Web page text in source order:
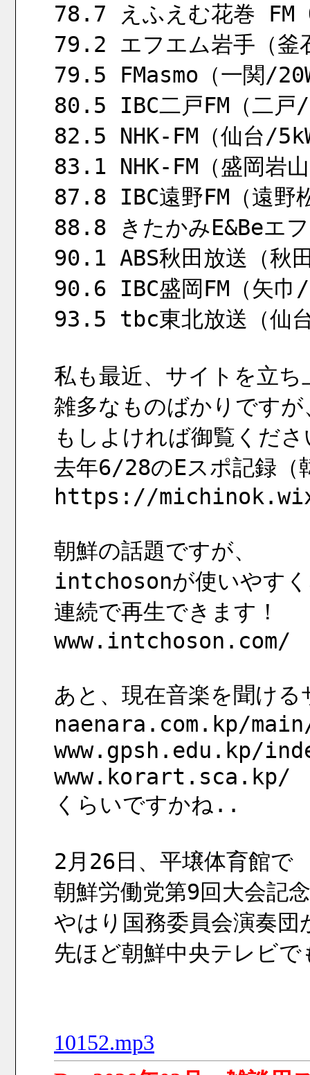
78.7 えふえむ花巻 FM
79.2 エフエム岩手（釜
79.5 FMasmo（一関/
80.5 IBC二戸FM（二戸/
82.5 NHK-FM（仙台/
83.1 NHK-FM（盛岡岩
87.8 IBC遠野FM（遠野
88.8 きたかみE&Beエ
90.1 ABS秋田放送（秋
90.6 IBC盛岡FM（矢巾/
93.5 tbc東北放送（仙
私も最近、サイトを立ち
雑多なものばかりですが
もしよければ御覧くださ
去年6/28のEスポ記録
https://
朝鮮の話題ですが、
intchosonが使いやすく
連続で再生できます！
www.intchoson.com/
あと、現在音楽を聞け
naenara.com.kp/
www.gpsh.edu.kp/
www.korart.sca.kp/
くらいですかね..
2月26日、平壌体育館で
朝鮮労働党第9回大会記
やはり国務委員会演奏団
先ほど朝鮮中央テレビ
10152.mp3